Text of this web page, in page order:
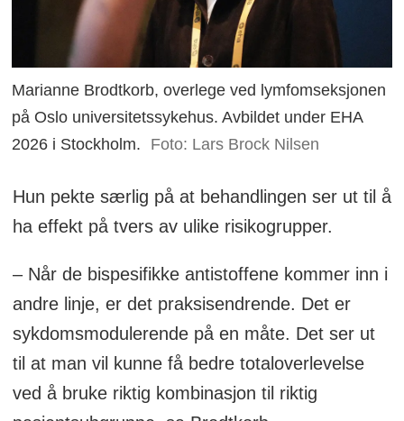
Marianne Brodtkorb, overlege ved lymfomseksjonen
på Oslo universitetssykehus. Avbildet under EHA
2026 i Stockholm.
Foto: Lars Brock Nilsen
Hun pekte særlig på at behandlingen ser ut til å
ha effekt på tvers av ulike risikogrupper.
– Når de bispesifikke antistoffene kommer inn i
andre linje, er det praksisendrende. Det er
sykdomsmodulerende på en måte. Det ser ut
til at man vil kunne få bedre totaloverlevelse
ved å bruke riktig kombinasjon til riktig